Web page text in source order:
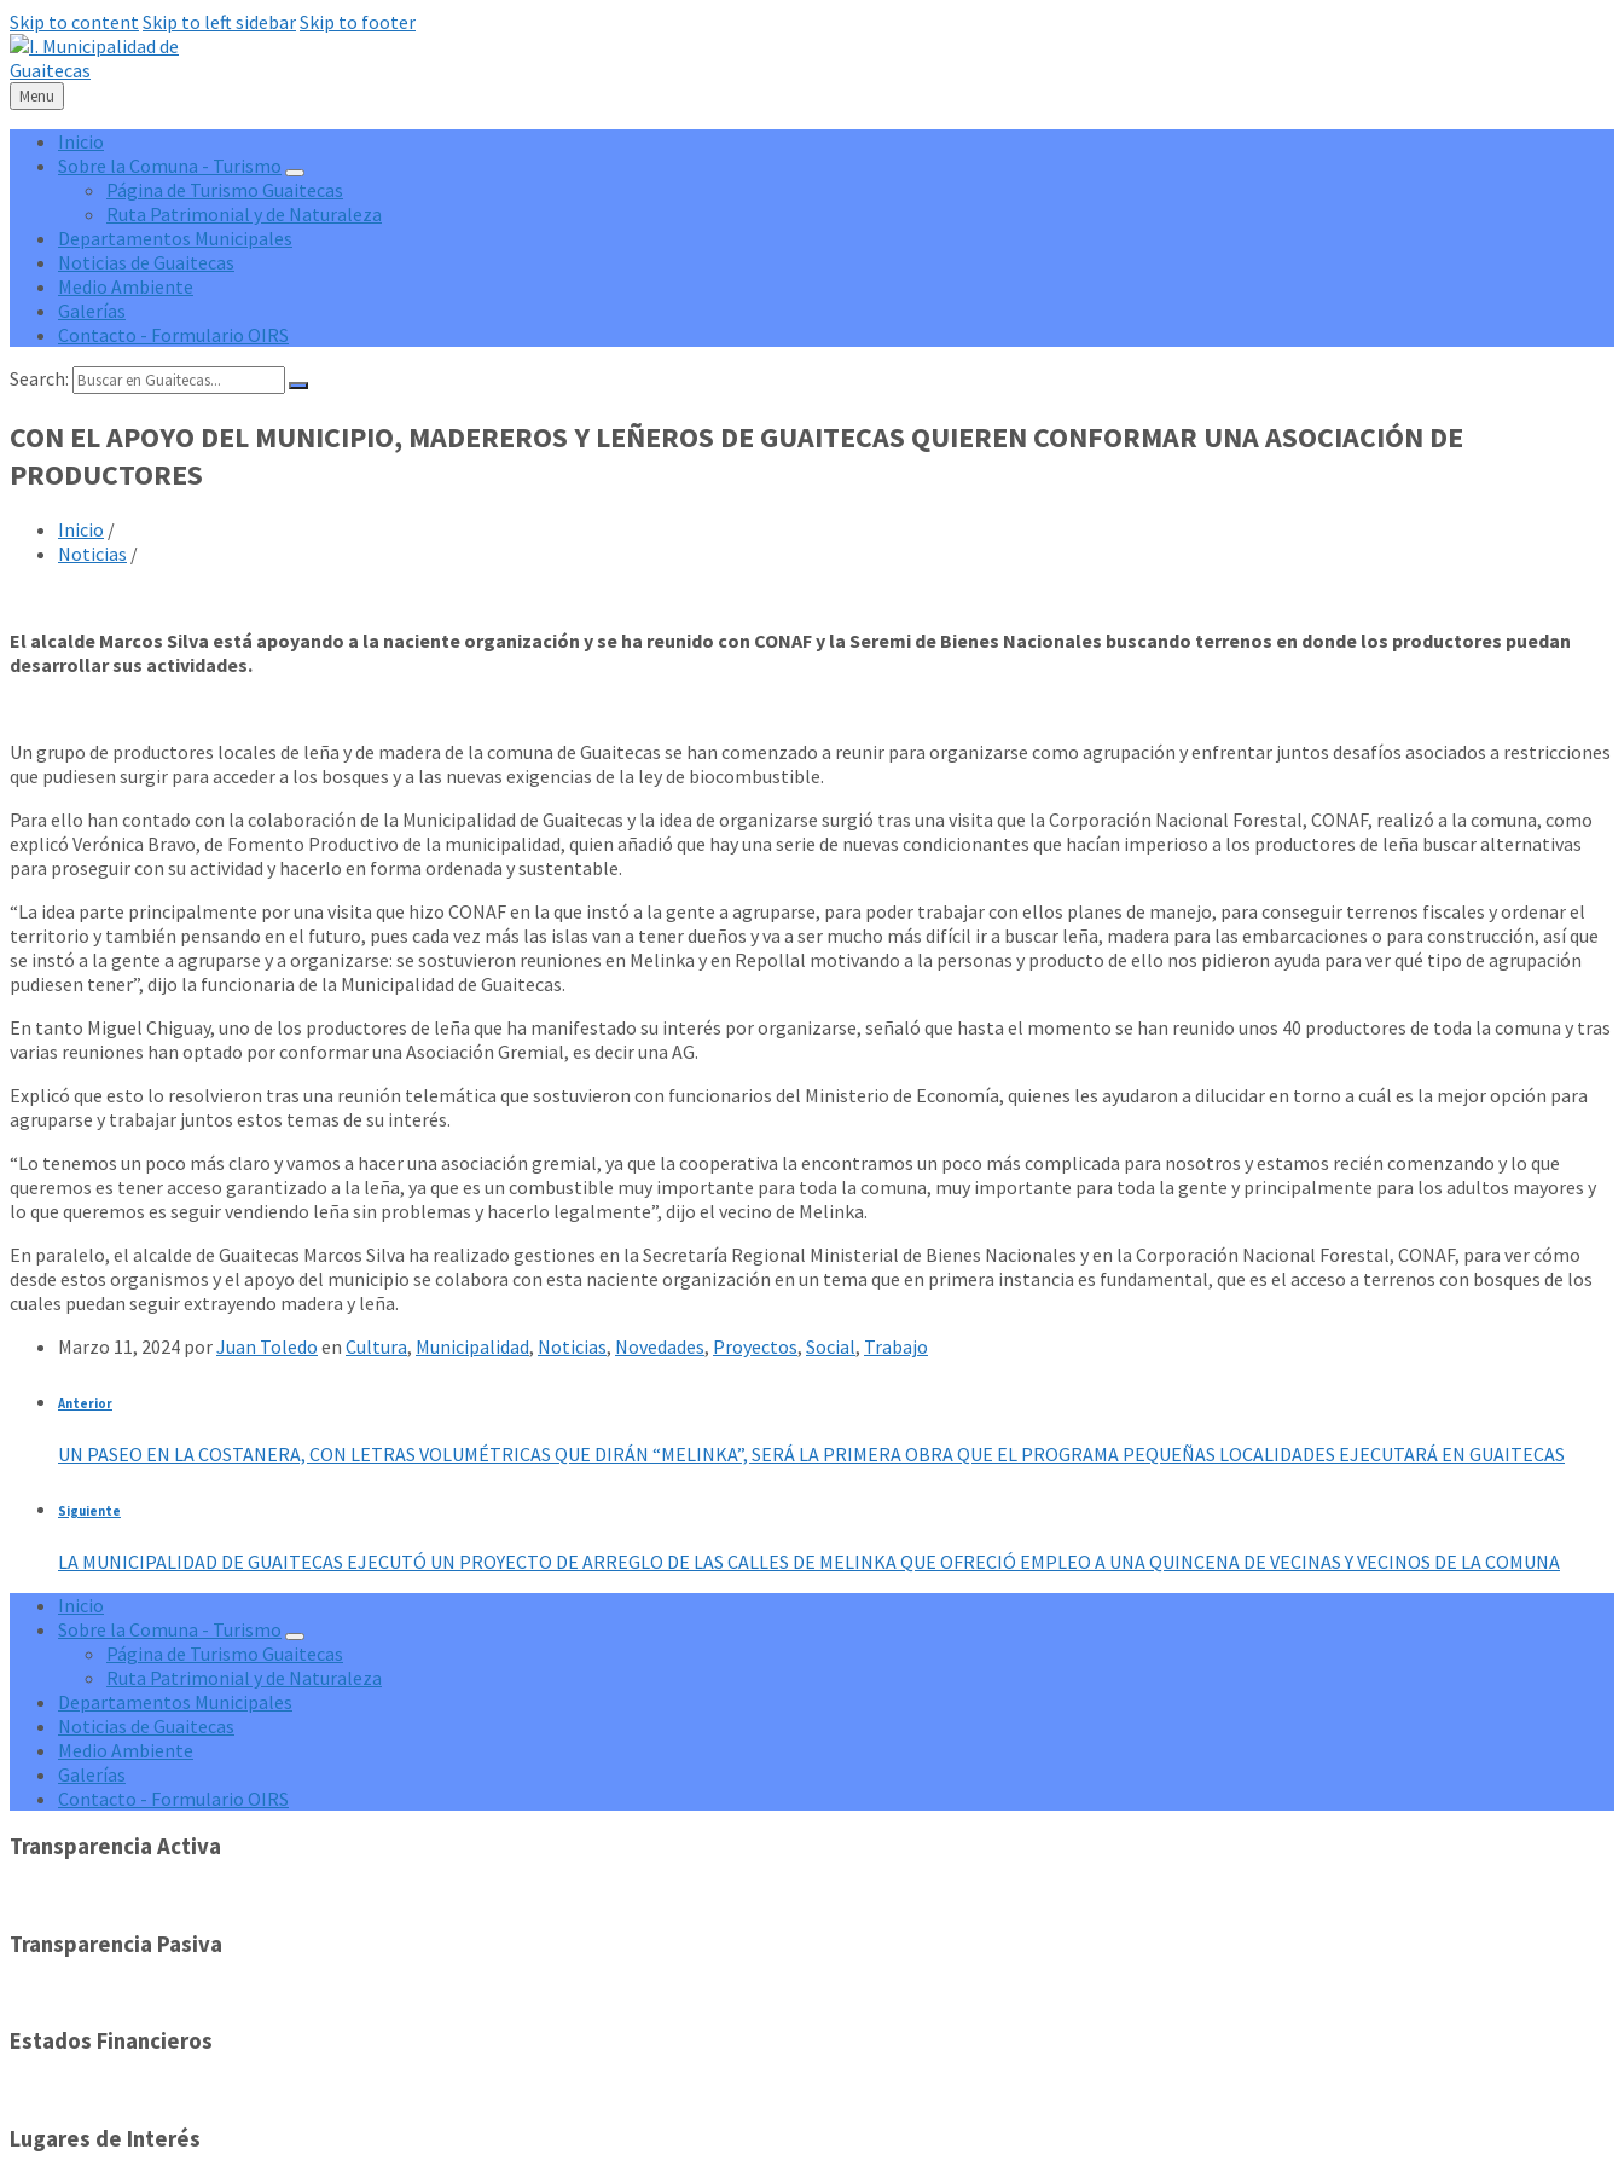
Skip to contentSkip to left sidebarSkip to footer
Menu
Inicio
Sobre la Comuna - Turismo
Página de Turismo Guaitecas
Ruta Patrimonial y de Naturaleza
Departamentos Municipales
Noticias de Guaitecas
Medio Ambiente
Galerías
Contacto - Formulario OIRS
Search:
CON EL APOYO DEL MUNICIPIO, MADEREROS Y LEÑEROS DE GUAITECAS QUIEREN CONFORMAR UNA ASOCIACIÓN DE
PRODUCTORES
Inicio /
Noticias /
El alcalde Marcos Silva está apoyando a la naciente organización y se ha reunido con CONAF y la Seremi de Bienes Nacionales buscando terrenos en donde los productores puedan
desarrollar sus actividades.
Un grupo de productores locales de leña y de madera de la comuna de Guaitecas se han comenzado a reunir para organizarse como agrupación y enfrentar juntos desafíos asociados a restricciones
que pudiesen surgir para acceder a los bosques y a las nuevas exigencias de la ley de biocombustible.
Para ello han contado con la colaboración de la Municipalidad de Guaitecas y la idea de organizarse surgió tras una visita que la Corporación Nacional Forestal, CONAF, realizó a la comuna, como
explicó Verónica Bravo, de Fomento Productivo de la municipalidad, quien añadió que hay una serie de nuevas condicionantes que hacían imperioso a los productores de leña buscar alternativas
para proseguir con su actividad y hacerlo en forma ordenada y sustentable.
“La idea parte principalmente por una visita que hizo CONAF en la que instó a la gente a agruparse, para poder trabajar con ellos planes de manejo, para conseguir terrenos fiscales y ordenar el
territorio y también pensando en el futuro, pues cada vez más las islas van a tener dueños y va a ser mucho más difícil ir a buscar leña, madera para las embarcaciones o para construcción, así que
se instó a la gente a agruparse y a organizarse: se sostuvieron reuniones en Melinka y en Repollal motivando a la personas y producto de ello nos pidieron ayuda para ver qué tipo de agrupación
pudiesen tener”, dijo la funcionaria de la Municipalidad de Guaitecas.
En tanto Miguel Chiguay, uno de los productores de leña que ha manifestado su interés por organizarse, señaló que hasta el momento se han reunido unos 40 productores de toda la comuna y tras
varias reuniones han optado por conformar una Asociación Gremial, es decir una AG.
Explicó que esto lo resolvieron tras una reunión telemática que sostuvieron con funcionarios del Ministerio de Economía, quienes les ayudaron a dilucidar en torno a cuál es la mejor opción para
agruparse y trabajar juntos estos temas de su interés.
“Lo tenemos un poco más claro y vamos a hacer una asociación gremial, ya que la cooperativa la encontramos un poco más complicada para nosotros y estamos recién comenzando y lo que
queremos es tener acceso garantizado a la leña, ya que es un combustible muy importante para toda la comuna, muy importante para toda la gente y principalmente para los adultos mayores y
lo que queremos es seguir vendiendo leña sin problemas y hacerlo legalmente”, dijo el vecino de Melinka.
En paralelo, el alcalde de Guaitecas Marcos Silva ha realizado gestiones en la Secretaría Regional Ministerial de Bienes Nacionales y en la Corporación Nacional Forestal, CONAF, para ver cómo
desde estos organismos y el apoyo del municipio se colabora con esta naciente organización en un tema que en primera instancia es fundamental, que es el acceso a terrenos con bosques de los
cuales puedan seguir extrayendo madera y leña.
Marzo 11, 2024 porJuan Toledo en Cultura, Municipalidad, Noticias, Novedades, Proyectos, Social, Trabajo
Anterior
UN PASEO EN LA COSTANERA, CON LETRAS VOLUMÉTRICAS QUE DIRÁN “MELINKA”, SERÁ LA PRIMERA OBRA QUE EL PROGRAMA PEQUEÑAS LOCALIDADES EJECUTARÁ EN GUAITECAS
Siguiente
LA MUNICIPALIDAD DE GUAITECAS EJECUTÓ UN PROYECTO DE ARREGLO DE LAS CALLES DE MELINKA QUE OFRECIÓ EMPLEO A UNA QUINCENA DE VECINAS Y VECINOS DE LA COMUNA
Inicio
Sobre la Comuna - Turismo
Página de Turismo Guaitecas
Ruta Patrimonial y de Naturaleza
Departamentos Municipales
Noticias de Guaitecas
Medio Ambiente
Galerías
Contacto - Formulario OIRS
Transparencia Activa
Transparencia Pasiva
Estados Financieros
Lugares de Interés